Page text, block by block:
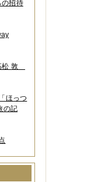
の招待
松 敦
ほっつ
の記